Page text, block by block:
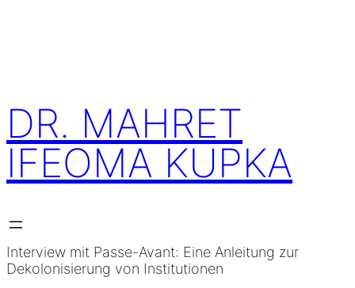
DR. MAHRET
IFEOMA KUPKA
Interview mit Passe-Avant: Eine Anleitung zur
Dekolonisierung von Institutionen